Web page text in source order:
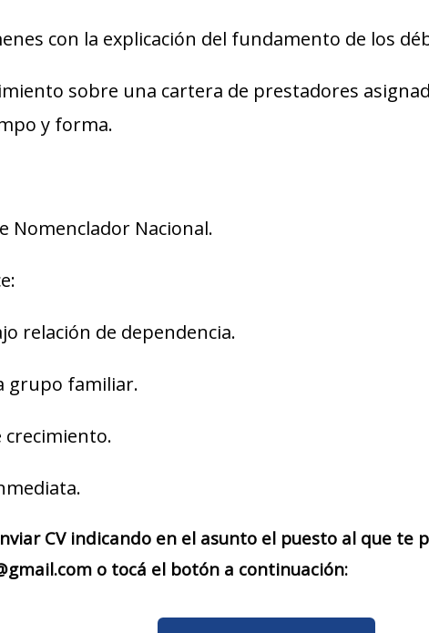
con la explicación del fundamento de los
sobre una cartera de prestadores
y forma.
Nomenclador Nacional.
relación de dependencia.
grupo familiar.
crecimiento.
CV indicando en el asunto el puesto al que te
o tocá el botón a continuación: